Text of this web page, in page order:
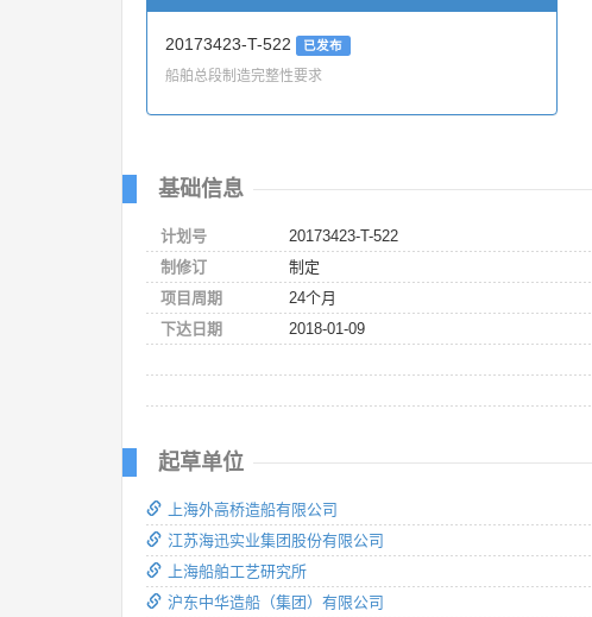
20173423-T-522 已发布
船舶总段制造完整性要求
基础信息
计划号
20173423-T-522
制修订
制定
项目周期
24个月
下达日期
2018-01-09
起草单位
上海外高桥造船有限公司
江苏海迅实业集团股份有限公司
上海船舶工艺研究所
沪东中华造船（集团）有限公司